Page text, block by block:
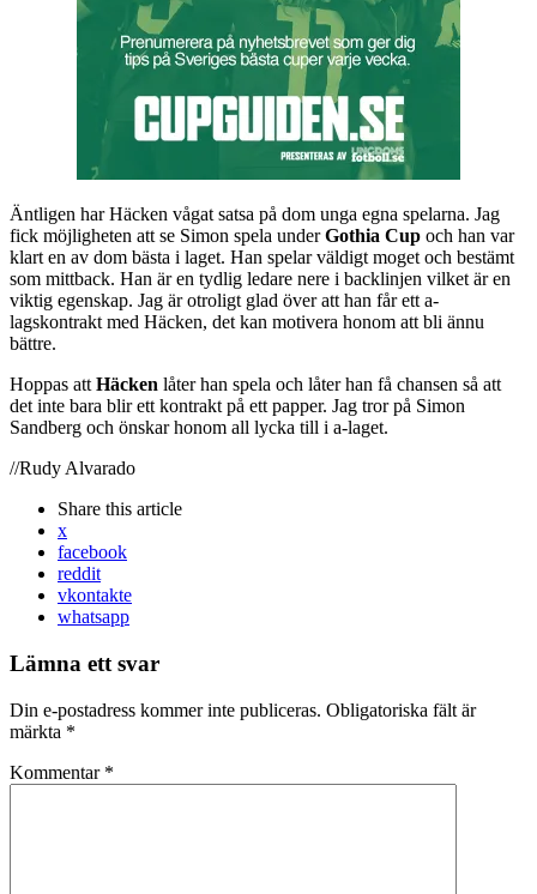
Äntligen har Häcken vågat satsa på dom unga egna spelarna. Jag
fick möjligheten att se Simon spela underGothia Cup och han var
klart en av dom bästa i laget. Han spelar väldigt moget och bestämt
som mittback. Han är en tydlig ledare nere i backlinjen vilket är en
viktig egenskap. Jag är otroligt glad över att han får ett a-
lagskontrakt med Häcken, det kan motivera honom att bli ännu
bättre.
Hoppas att Häcken låter han spela och låter han få chansen så att
det inte bara blir ett kontrakt på ett papper. Jag tror på Simon
Sandberg och önskar honom all lycka till i a-laget.
//Rudy Alvarado
Share this article
x
facebook
reddit
vkontakte
whatsapp
Lämna ett svar
Din e-postadress kommer inte publiceras. Obligatoriska fält är
märkta *
Kommentar *